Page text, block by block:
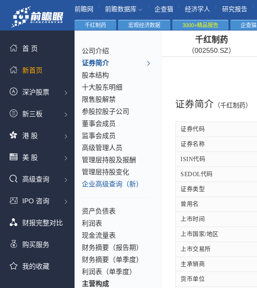
前瞻网 前瞻数据库 企查猫 经济学人 研究报告
首 页
新首页
深沪股票
新三板
港 股
美 股
高级查询
IPO 咨询
财报完整对比
购买服务
我的收藏
千红制药 宏观经济数据 3000+精品报告 企查猫
公司介绍
证券简介
股本结构
十大股东明细
限售股解禁
参股控股子公司
董事会成员
监事会成员
高级管理人员
管理层持股及报酬
管理层持股变化
企业高级查询（新）
资产负债表
利润表
现金流量表
财务摘要（报告期）
财务摘要（单季度）
利润表（单季度）
主营构成
千红制药
（002550.SZ）
证券简介 （千红制药）
证券代码
证券名称
ISIN代码
SEDOL代码
证券类型
曾用名
上市时间
上市国家/地区
上市交易所
主承销商
货币单位